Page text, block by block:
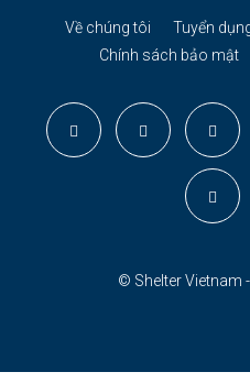
Về chúng tôi Tuyển
Chính sách bảo mật
© Shelter Vietnam